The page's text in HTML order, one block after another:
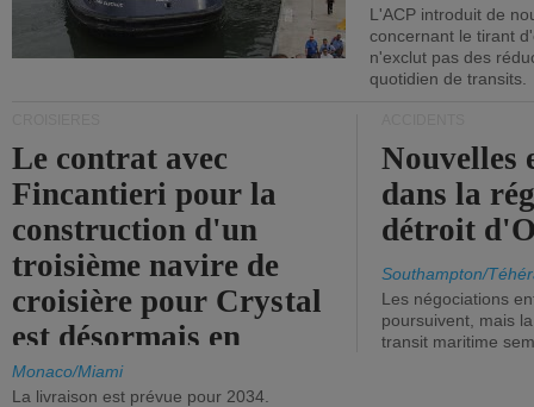
L'ACP introduit de
concernant le tirant
n'exclut pas des
quotidien de transits.
Le contrat avec
Fincantieri pour la
construction d'un
troisième navire de
croisière pour Crystal
est désormais en
vigueur.
Monaco/Miami
La livraison est prévue pour 2034.
Nouvelles
dans la
détroit
Southampton/
Les négociations
poursuivent, mais
transit maritime